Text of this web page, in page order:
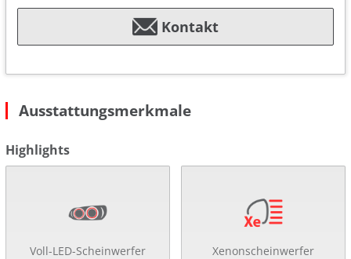
Kontakt
Ausstattungsmerkmale
Highlights
Voll-LED-Scheinwerfer Xenonscheinwerfer